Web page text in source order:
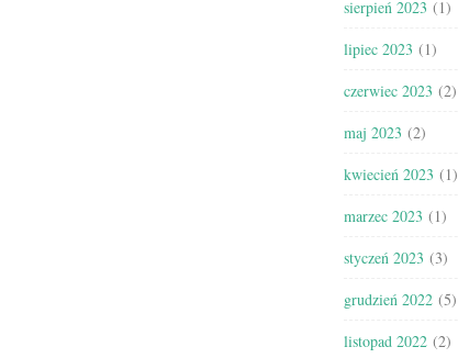
sierpień 2023 (1)
lipiec 2023 (1)
czerwiec 2023 (2)
maj 2023 (2)
kwiecień 2023 (1)
marzec 2023 (1)
styczeń 2023 (3)
grudzień 2022 (5)
listopad 2022 (2)